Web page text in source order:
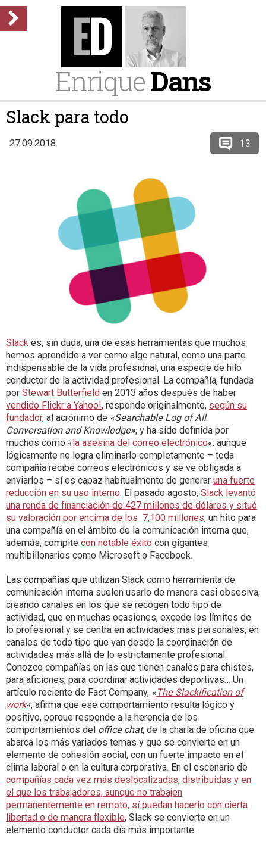
EnriqueDans
Slack para todo
27.09.2018 13
Slack es, sin duda, una de esas herramientas que muchos
hemos aprendido a ver como algo natural, como una parte
indispensable de la vida profesional, una especie de hilo
conductor de la actividad profesional. La compañía, fundada
por Stewart Butterfield en 2013 años después de haber
vendido Flickr a Yahoo!, responde originalmente, según su
fundador, al acrónimo de «Searchable Log of All
Conversation and Knowledge», y ha sido definida por
muchos como «la asesina del correo electrónico«: aunque
lógicamente no logra eliminarlo completamente – toda
compañía recibe correos electrónicos y se ve obligada a
enviarlos – sí es capaz habitualmente de generar una fuerte
reducción en su uso interno. El pasado agosto, Slack levantó
una ronda de financiación de 427 millones de dólares y situó
su valoración por encima de los 7,100 millones, un hito para
una compañía en el ámbito de la comunicación interna que,
además, compite con notable éxito con gigantes
multibillonarios como Microsoft o Facebook.
Las compañías que utilizan Slack como herramienta de
comunicación interna suelen usarlo de manera casi obsesiva,
creando canales en los que se recogen todo tipo de
actividad, que en muchas ocasiones, excede los límites de
lo profesional y se centra en actividades más personales, en
canales de todo tipo que van desde la coordinación de
actividades más allá de lo estrictamente profesional.
Conozco compañías en las que tienen canales para chistes,
para aficiones, para coordinar actividades deportivas… Un
artículo reciente de Fast Company, «The Slackification of
work«, afirma que ese comportamiento resulta lógico y
positivo, porque responde a la herencia de los
comportamientos del office chat, de la charla de oficina que
abarca los más variados temas y que se convierte en un
elemento de cohesión social, con un fuerte impacto en el
clima laboral o en la cultura corporativa. En el escenario de
compañías cada vez más deslocalizadas, distribuidas y en
el que los trabajadores, aunque no trabajen
permanentemente en remoto, sí puedan hacerlo con cierta
libertad o de manera flexible, Slack se convierte en un
elemento conductor cada día más importante.